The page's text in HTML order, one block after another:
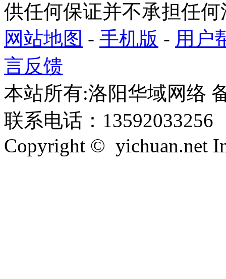
供任何保证并不承担任
网站地图 - 手机版 - 用户
言反馈
本站所有:洛阳华域网络
联系电话：13592033256
Copyright © yichuan.net